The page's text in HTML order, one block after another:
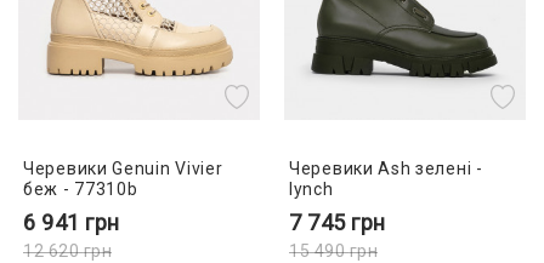
Черевики Genuin Vivier
беж - 77310b
6 941 грн
12 620грн
Черевики Ash зелені -
lynch
7 745 грн
15 490грн